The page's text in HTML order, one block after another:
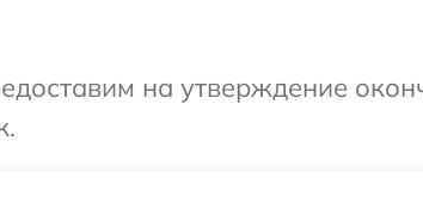
на утверждение